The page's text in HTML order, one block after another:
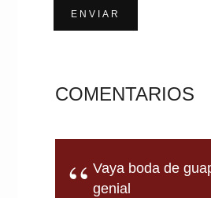
ENVIAR
COMENTARIOS
Vaya boda de
genial